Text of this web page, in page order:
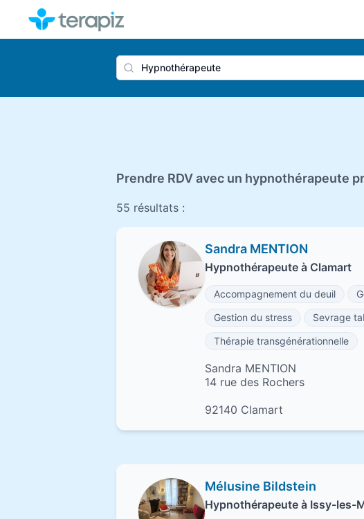
Nom du praticien,
Prendre RDV avec un hypnothérapeute
55 résultats :
Sandra MENTION
Hypnothérapeute à Clamart
Accompagnement du deuil
Gestion du stress
Sevrage
Thérapie transgénérationnelle
Sandra MENTION
14 rue des Rochers
92140 Clamart
Mélusine Bildstein
Hypnothérapeute à Issy-les-